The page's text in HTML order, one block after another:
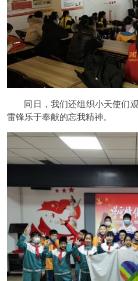
同日，我们还组织小天使们观
雷锋乐于奉献的忘我精神。